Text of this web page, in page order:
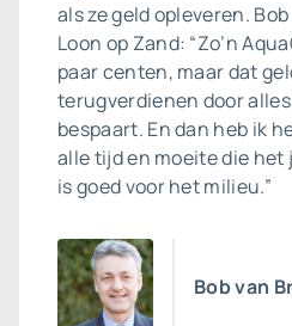
als ze geld opleveren.
Loon op Zand: “Zo’n
paar centen, maar dat
terugverdienen door
bespaart. En dan heb ik
alle tijd en moeite die
is goed voor het milieu.”
Bob van